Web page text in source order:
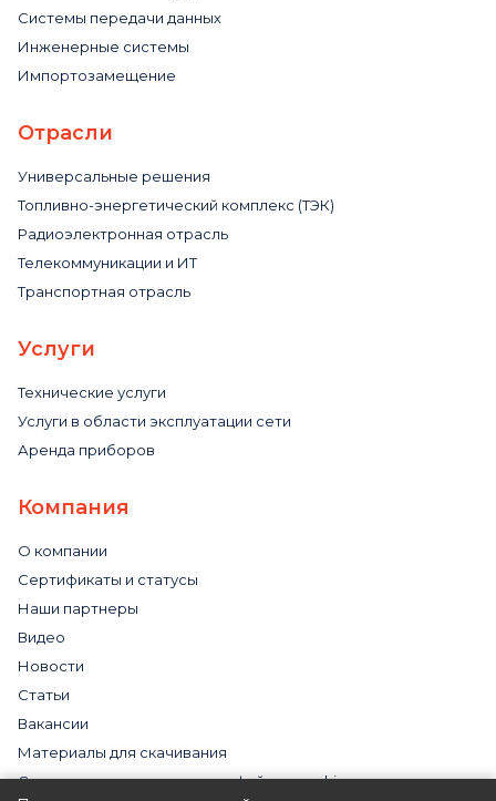
Системы передачи данных
Инженерные системы
Импортозамещение
Отрасли
Универсальные решения
Топливно-энергетический комплекс (ТЭК)
Радиоэлектронная отрасль
Телекоммуникации и ИТ
Транспортная отрасль
Услуги
Технические услуги
Услуги в области эксплуатации сети
Аренда приборов
Компания
О компании
Сертификаты и статусы
Наши партнеры
Видео
Новости
Статьи
Вакансии
Материалы для скачивания
Cогласие на использование файлов cookies